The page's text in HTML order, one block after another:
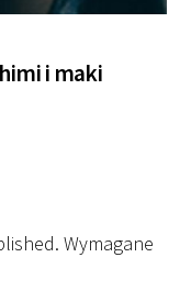
i maki
Wymagane